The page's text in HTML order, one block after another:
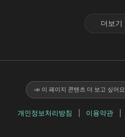
더보기
📣 이 페이지 콘텐츠 더 보고 싶어요
개인정보처리방침 이용약관